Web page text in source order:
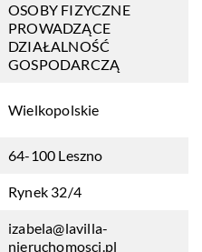
OSOBY FIZYCZNE
PROWADZĄCE
DZIAŁALNOŚĆ
GOSPODARCZĄ
Wielkopolskie
64-100 Leszno
Rynek 32/4
izabela@lavilla-
nieruchomosci.pl